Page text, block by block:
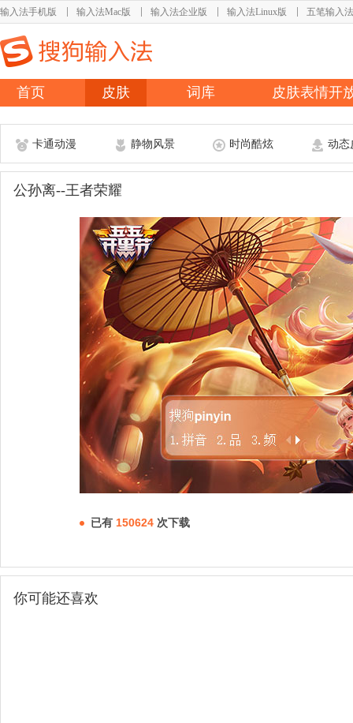
输入法手机版 输入法Mac版 输入法企业版 输入法Linux版 五笔输入法
首页 皮肤 词库 皮肤表情开
卡通动漫 静物风景 时尚酷炫 动态
公孙离--王者荣耀
已有 150624 次下载
你可能还喜欢